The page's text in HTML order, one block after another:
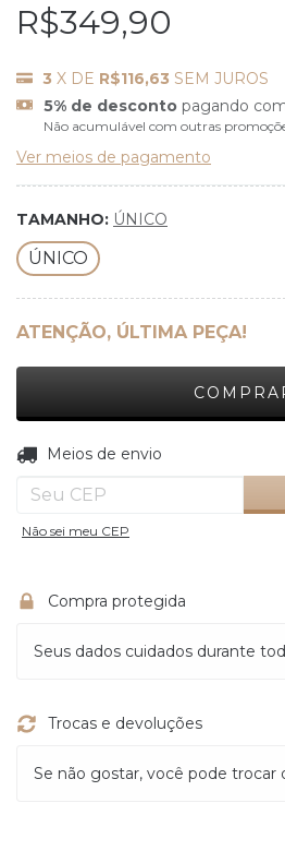
R$349,90
3 X DE R$116,63 SEM JUROS
5% de desconto pagando
Não acumulável com outras
Ver meios de pagamento
TAMANHO: ÚNICO
ÚNICO
ATENÇÃO, ÚLTIMA PEÇA!
Entregas para o CEP:
Meios de envio
Não sei meu CEP
Compra protegida
Seus dados cuidados durante
Trocas e devoluções
Se não gostar, você pode trocar